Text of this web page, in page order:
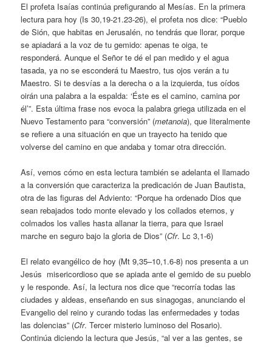
El profeta Isaías continúa prefigurando al Mesías. En la primera
lectura para hoy (Is 30,19-21.23-26), el profeta nos dice: “Pueblo
de Sión, que habitas en Jerusalén, no tendrás que llorar, porque
se apiadará a la voz de tu gemido: apenas te oiga, te
responderá. Aunque el Señor te dé el pan medido y el agua
tasada, ya no se esconderá tu Maestro, tus ojos verán a tu
Maestro. Si te desvías a la derecha o a la izquierda, tus oídos
oirán una palabra a la espalda: ‘Éste es el camino, camina por
él’”. Esta última frase nos evoca la palabra griega utilizada en el
Nuevo Testamento para “conversión” (metanoia), que literalmente
se refiere a una situación en que un trayecto ha tenido que
volverse del camino en que andaba y tomar otra dirección.
Así, vemos cómo en esta lectura también se adelanta el llamado
a la conversión que caracteriza la predicación de Juan Bautista,
otra de las figuras del Adviento: “Porque ha ordenado Dios que
sean rebajados todo monte elevado y los collados eternos, y
colmados los valles hasta allanar la tierra, para que Israel
marche en seguro bajo la gloria de Dios” (Cfr. Lc 3,1-6)
El relato evangélico de hoy (Mt 9,35–10,1.6-8) nos presenta a un
Jesús misericordioso que se apiada ante el gemido de su pueblo
y le responde. Así, la lectura nos dice que “recorría todas las
ciudades y aldeas, enseñando en sus sinagogas, anunciando el
Evangelio del reino y curando todas las enfermedades y todas
las dolencias” (Cfr. Tercer misterio luminoso del Rosario).
Continúa diciendo la lectura que Jesús, “al ver a las gentes, se